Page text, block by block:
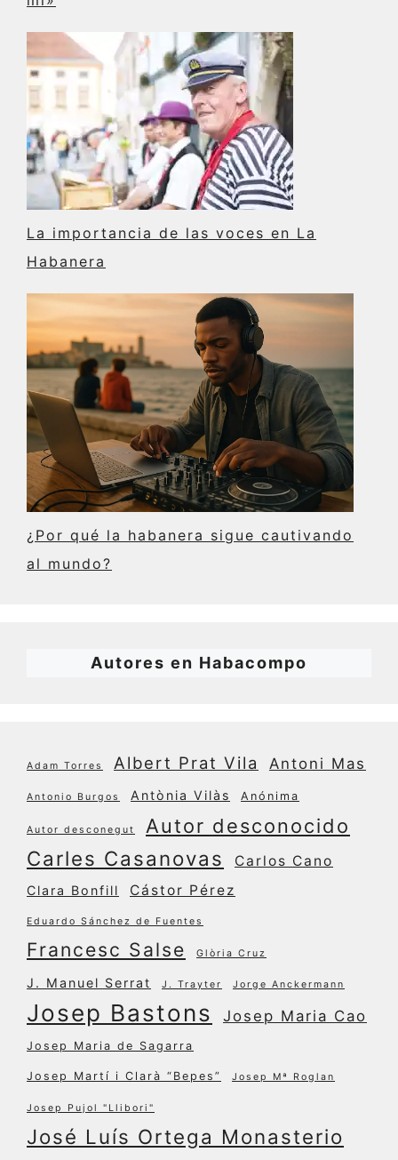
La importancia de las voces en La
Habanera
¿Por qué la habanera sigue cautivando
al mundo?
Autores en Habacompo
Adam Torres Albert Prat Vila Antoni Mas
Antonio Burgos Antònia Vilàs Anónima
Autor desconegut Autor desconocido
Carles Casanovas Carlos Cano
Clara Bonfill Cástor Pérez
Eduardo Sánchez de Fuentes
Francesc Salse Glòria Cruz
J. Manuel Serrat J. Trayter Jorge Anckermann
Josep Bastons Josep Maria Cao
Josep Maria de Sagarra
Josep Martí i Clarà “Bepes” Josep Mª Roglan
Josep Pujol "Llibori"
José Luís Ortega Monasterio